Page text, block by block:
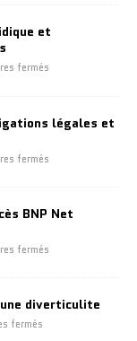
et
fermés
légales et
fermés
BNP Net
fermés
diverticulite
fermés